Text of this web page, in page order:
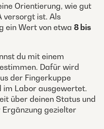
Orientierung, wie gut
versorgt ist. Als
ein Wert von etwa 8 bis
du mit einem
Dafür wird
der Fingerkuppe
im Labor ausgewertet.
über deinen Status und
gezielter